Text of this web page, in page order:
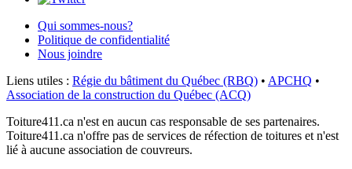
Qui sommes-nous?
Politique de confidentialité
Nous joindre
Liens utiles : Régie du bâtiment du Québec (RBQ) • APCHQ •
Association de la construction du Québec (ACQ)
Toiture411.ca n'est en aucun cas responsable de ses partenaires.
Toiture411.ca n'offre pas de services de réfection de toitures et n'est
lié à aucune association de couvreurs.